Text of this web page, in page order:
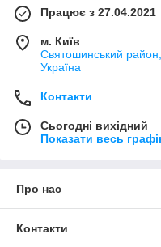
Працює з 27.04.2021
м. Київ
Святошинський
Україна
Контакти
Сьогодні вихідний
Показати весь
Про нас
Контакти